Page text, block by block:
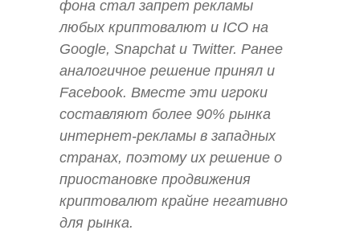
фона стал запрет рекламы
любых криптовалют и ICO на
Google, Snapchat и Twitter. Ранее
аналогичное решение принял и
Facebook. Вместе эти игроки
составляют более 90% рынка
интернет-рекламы в западных
странах, поэтому их решение о
приостановке продвижения
криптовалют крайне негативно
для рынка.